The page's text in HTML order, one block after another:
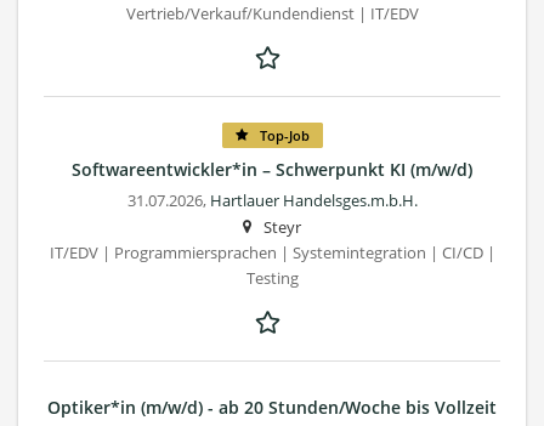
Vertrieb/Verkauf/Kundendienst | IT/EDV
Top-Job
Softwareentwickler*in – Schwerpunkt KI (m/w/d)
31.07.2026, Hartlauer Handelsges.m.b.H.
Steyr
IT/EDV | Programmiersprachen | Systemintegration | CI/CD |
Testing
Optiker*in (m/w/d) - ab 20 Stunden/Woche bis Vollzeit